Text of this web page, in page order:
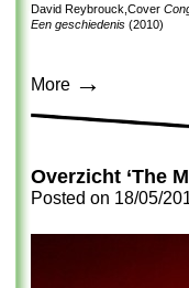
David Reybrouck,Cover
Een geschiedenis (2010)
More →
Overzicht ‘The
Posted on 18/05/